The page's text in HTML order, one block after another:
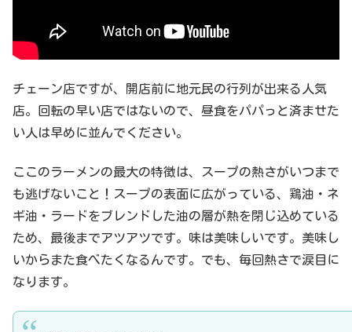
チェーン店ですが、開店前に地元民の行列が出来る人気
店。回転の早い店ではないので、昼食をパパっと済ませた
い人は早めに並んでください。
ここのラーメンの最大の特徴は、スープの熱さがいつまで
も逃げないこと！スープの表面に広がっている、鶏油・ネ
ギ油・ラードをブレンドした油の層が熱を閉じ込めている
ため、最後までアツアツです。味は美味しいです。美味し
いからまた食べたくなるんです。でも、毎回熱さで涙目に
なります。